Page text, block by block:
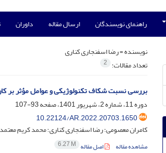
راهنمای نویسندگان ارسال مقاله داوران
نویسنده =رضا اسفنجاری کناری
تعداد مقالات: 2
بررسی نسبت شکاف تکنولوژیکی و عوامل مؤثر بر
دوره 11، شماره 2، شهریور 1401، صفحه
93-107
10.22124/AR.2022.20703.1650
کامران معصومی؛ رضا اسفنجاری کناری؛ محمد کریم معتمد
مشاهده مقاله اصل مقاله 6.27 M